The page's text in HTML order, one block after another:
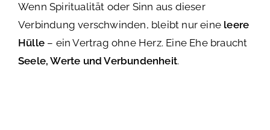
Wenn Spiritualität oder Sinn aus dieser
Verbindung verschwinden, bleibt nur eine leere
Hülle – ein Vertrag ohne Herz. Eine Ehe braucht
Seele, Werte und Verbundenheit.